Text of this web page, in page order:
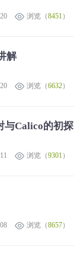
浏览（8451）
解
浏览（6632）
与Calico的初探
浏览（9301）
浏览（8657）